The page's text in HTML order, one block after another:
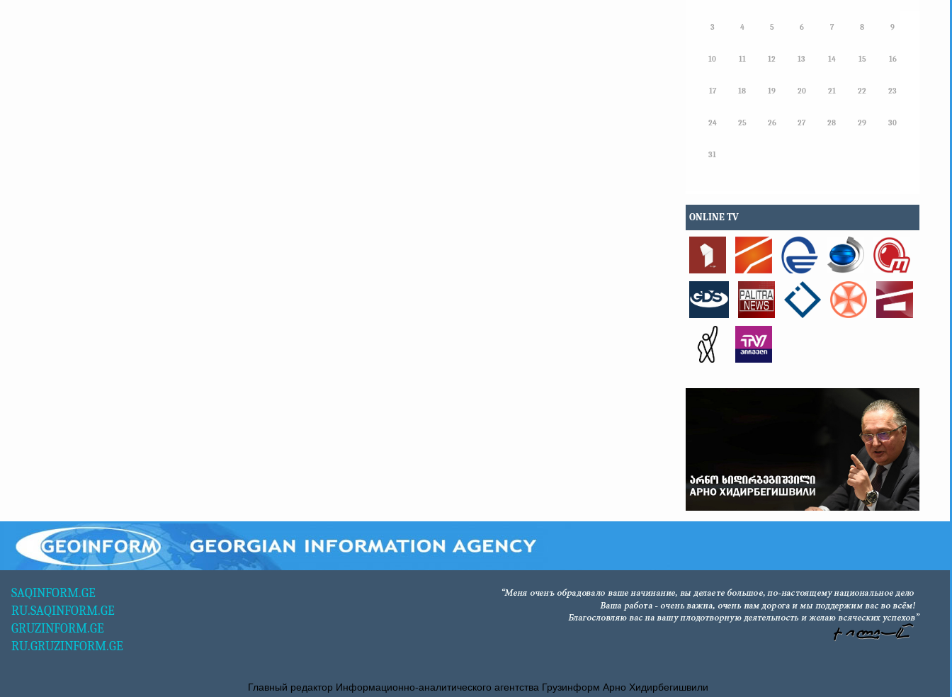
3 4 5 6 7 8 9
10 11 12 13 14 15 16
17 18 19 20 21 22 23
24 25 26 27 28 29 30
31
ONLINE TV
SAQINFORM.GE
RU.SAQINFORM.GE
GRUZINFORM.GE
RU.GRUZINFORM.GE
Главный редактор Информационно-аналитического агентства Грузинформ Арно Хидирбегишвили